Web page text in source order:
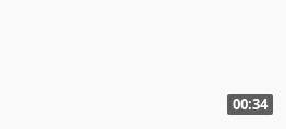
00:34